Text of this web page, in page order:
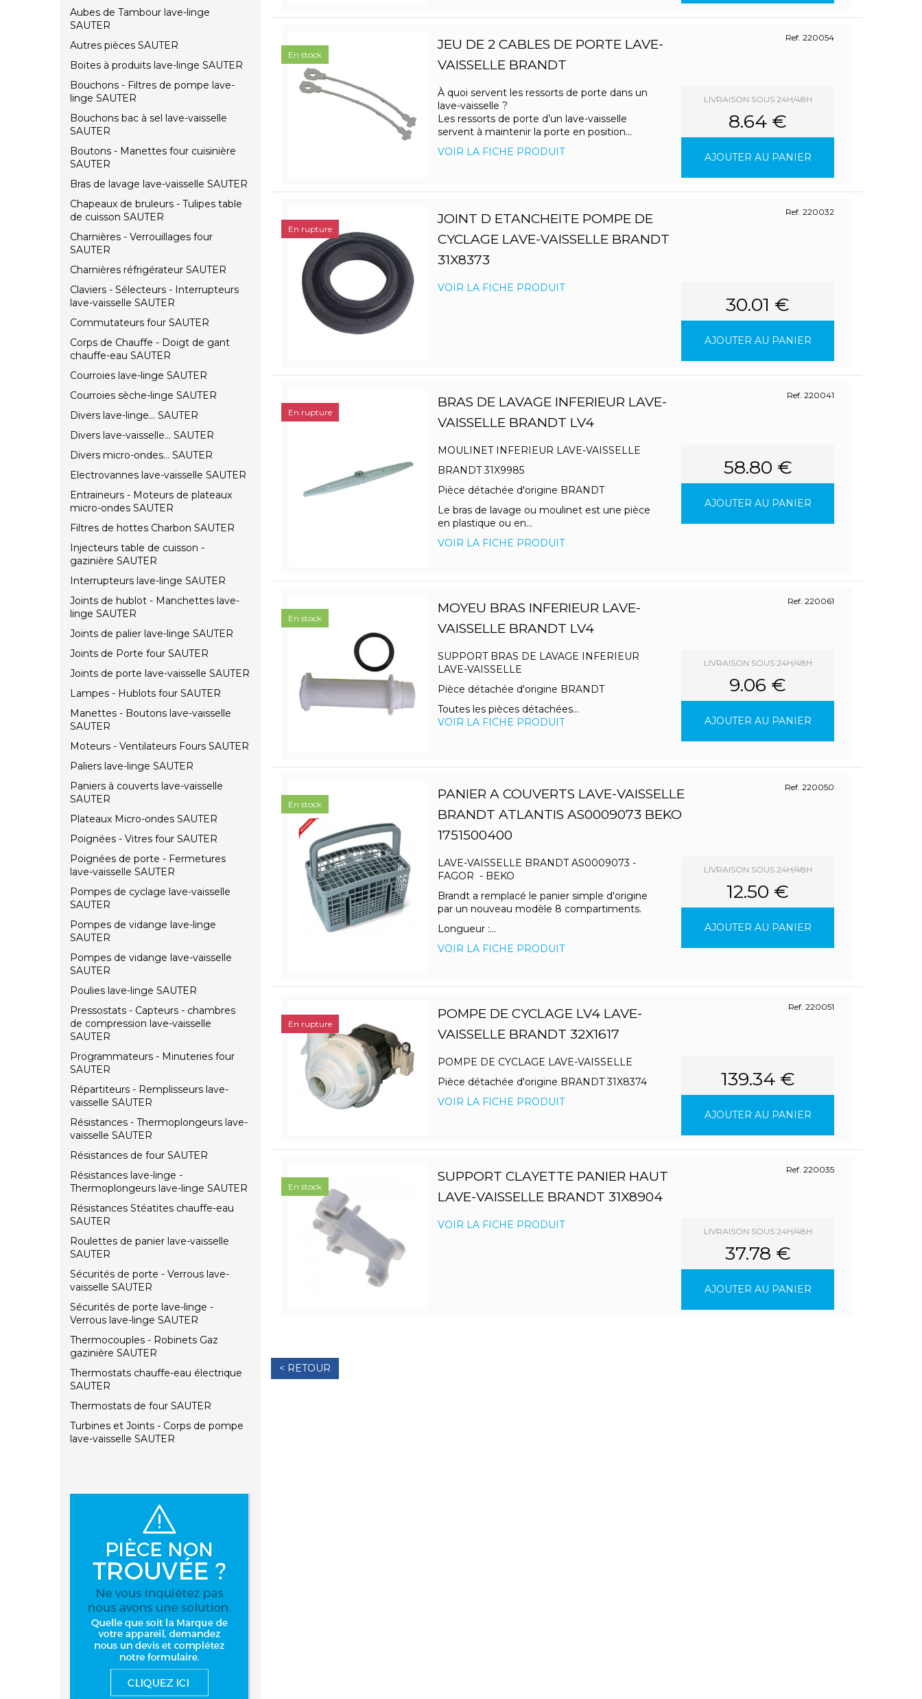
Aubes de Tambour lave-linge
SAUTER
Autres pièces SAUTER
Boites à produits lave-linge SAUTER
Bouchons - Filtres de pompe lave-
linge SAUTER
Bouchons bac à sel lave-vaisselle
SAUTER
Boutons - Manettes four cuisinière
SAUTER
Bras de lavage lave-vaisselle SAUTER
Chapeaux de bruleurs - Tulipes table
de cuisson SAUTER
Charnières - Verrouillages four
SAUTER
Charnières réfrigérateur SAUTER
Claviers - Sélecteurs - Interrupteurs
lave-vaisselle SAUTER
Commutateurs four SAUTER
Corps de Chauffe - Doigt de gant
chauffe-eau SAUTER
Courroies lave-linge SAUTER
Courroies sèche-linge SAUTER
Divers lave-linge... SAUTER
Divers lave-vaisselle... SAUTER
Divers micro-ondes... SAUTER
Electrovannes lave-vaisselle SAUTER
Entraineurs - Moteurs de plateaux
micro-ondes SAUTER
Filtres de hottes Charbon SAUTER
Injecteurs table de cuisson -
gazinière SAUTER
Interrupteurs lave-linge SAUTER
Joints de hublot - Manchettes lave-
linge SAUTER
Joints de palier lave-linge SAUTER
Joints de Porte four SAUTER
Joints de porte lave-vaisselle SAUTER
Lampes - Hublots four SAUTER
Manettes - Boutons lave-vaisselle
SAUTER
Moteurs - Ventilateurs Fours SAUTER
Paliers lave-linge SAUTER
Paniers à couverts lave-vaisselle
SAUTER
Plateaux Micro-ondes SAUTER
Poignées - Vitres four SAUTER
Poignées de porte - Fermetures
lave-vaisselle SAUTER
Pompes de cyclage lave-vaisselle
SAUTER
Pompes de vidange lave-linge
SAUTER
Pompes de vidange lave-vaisselle
SAUTER
Poulies lave-linge SAUTER
Pressostats - Capteurs - chambres
de compression lave-vaisselle
SAUTER
Programmateurs - Minuteries four
SAUTER
Répartiteurs - Remplisseurs lave-
vaisselle SAUTER
Résistances - Thermoplongeurs lave-
vaisselle SAUTER
Résistances de four SAUTER
Résistances lave-linge -
Thermoplongeurs lave-linge SAUTER
Résistances Stéatites chauffe-eau
SAUTER
Roulettes de panier lave-vaisselle
SAUTER
Sécurités de porte - Verrous lave-
vaisselle SAUTER
Sécurités de porte lave-linge -
Verrous lave-linge SAUTER
Thermocouples - Robinets Gaz
gazinière SAUTER
Thermostats chauffe-eau électrique
SAUTER
Thermostats de four SAUTER
Turbines et Joints - Corps de pompe
lave-vaisselle SAUTER
JEU DE 2 CABLES DE PORTE LAVE-
VAISSELLE BRANDT
Ref. 220054
À quoi servent les ressorts de porte dans un
lave-vaisselle ?
Les ressorts de porte d’un lave-vaisselle
servent à maintenir la porte en position...
VOIR LA FICHE PRODUIT
LIVRAISON SOUS 24H/48H
8.64 €
AJOUTER AU PANIER
En stock
JOINT D ETANCHEITE POMPE DE
CYCLAGE LAVE-VAISSELLE BRANDT
31X8373
Ref. 220032
VOIR LA FICHE PRODUIT
30.01 €
AJOUTER AU PANIER
En rupture
BRAS DE LAVAGE INFERIEUR LAVE-
VAISSELLE BRANDT LV4
Ref. 220041
MOULINET INFERIEUR LAVE-VAISSELLE
BRANDT 31X9985
Pièce détachée d'origine BRANDT
Le bras de lavage ou moulinet est une pièce
en plastique ou en...
VOIR LA FICHE PRODUIT
58.80 €
AJOUTER AU PANIER
En rupture
MOYEU BRAS INFERIEUR LAVE-
VAISSELLE BRANDT LV4
Ref. 220061
SUPPORT BRAS DE LAVAGE INFERIEUR
LAVE-VAISSELLE
Pièce détachée d'origine BRANDT
Toutes les pièces détachées...
VOIR LA FICHE PRODUIT
LIVRAISON SOUS 24H/48H
9.06 €
AJOUTER AU PANIER
En stock
PANIER A COUVERTS LAVE-VAISSELLE
BRANDT ATLANTIS AS0009073 BEKO
1751500400
Ref. 220050
LAVE-VAISSELLE BRANDT AS0009073 -
FAGOR - BEKO
Brandt a remplacé le panier simple d'origine
par un nouveau modèle 8 compartiments.
Longueur :...
VOIR LA FICHE PRODUIT
LIVRAISON SOUS 24H/48H
12.50 €
AJOUTER AU PANIER
En stock
POMPE DE CYCLAGE LV4 LAVE-
VAISSELLE BRANDT 32X1617
Ref. 220051
POMPE DE CYCLAGE LAVE-VAISSELLE
Pièce détachée d'origine BRANDT 31X8374
VOIR LA FICHE PRODUIT
139.34 €
AJOUTER AU PANIER
En rupture
SUPPORT CLAYETTE PANIER HAUT
LAVE-VAISSELLE BRANDT 31X8904
Ref. 220035
VOIR LA FICHE PRODUIT
LIVRAISON SOUS 24H/48H
37.78 €
AJOUTER AU PANIER
En stock
< RETOUR